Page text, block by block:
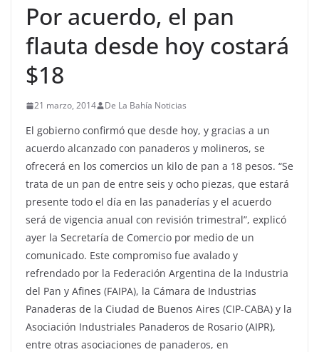
Por acuerdo, el pan
flauta desde hoy costará
$18
21 marzo, 2014 De La Bahía Noticias
El gobierno confirmó que desde hoy, y gracias a un
acuerdo alcanzado con panaderos y molineros, se
ofrecerá en los comercios un kilo de pan a 18 pesos. “Se
trata de un pan de entre seis y ocho piezas, que estará
presente todo el día en las panaderías y el acuerdo
será de vigencia anual con revisión trimestral”, explicó
ayer la Secretaría de Comercio por medio de un
comunicado. Este compromiso fue avalado y
refrendado por la Federación Argentina de la Industria
del Pan y Afines (FAIPA), la Cámara de Industrias
Panaderas de la Ciudad de Buenos Aires (CIP-CABA) y la
Asociación Industriales Panaderos de Rosario (AIPR),
entre otras asociaciones de panaderos, en